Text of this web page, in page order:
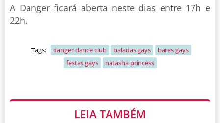
A Danger ficará aberta neste dias entre 17h e
22h.
Tags: danger dance club baladas gays
bares gays
festas gays
natasha princess
LEIA TAMBÉM